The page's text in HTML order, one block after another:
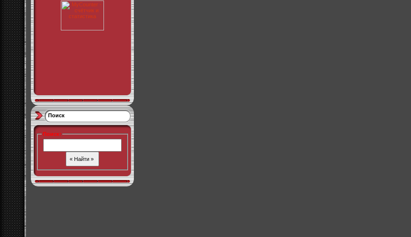
Поиск
Поиск: